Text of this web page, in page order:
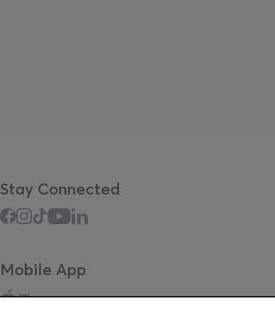
Stay Connected
Mobile App